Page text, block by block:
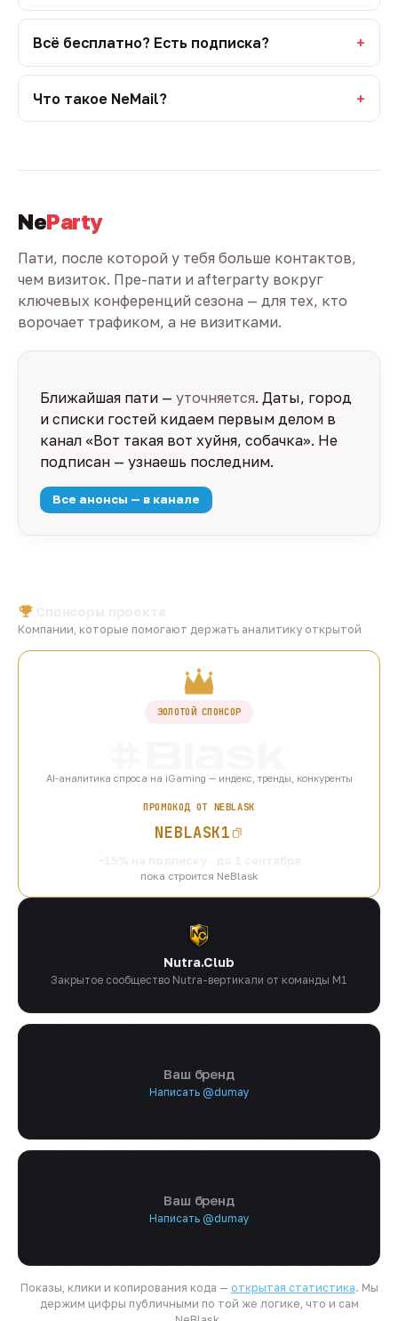
Всё бесплатно? Есть подписка?
Что такое NeMail?
NeParty
Пати, после которой у тебя больше контактов,
чем визиток. Пре-пати и afterparty вокруг
ключевых конференций сезона — для тех, кто
ворочает трафиком, а не визитками.
Ближайшая пати — уточняется. Даты, город
и списки гостей кидаем первым делом в
канал «Вот такая вот хуйня, собачка». Не
подписан — узнаешь последним.
Все анонсы — в канале
Компании, которые помогают держать аналитику открытой
ЗОЛОТОЙ СПОНСОР
AI-аналитика спроса на iGaming — индекс, тренды, конкуренты
ПРОМОКОД ОТ NEBLASK
NEBLASK1
пока строится NeBlask
Nutra.Club
Закрытое сообщество Nutra-вертикали от команды M1
Ваш бренд
Написать @dumay
Ваш бренд
Написать @dumay
Показы, клики и копирования кода — открытая статистика. Мы
держим цифры публичными по той же логике, что и сам